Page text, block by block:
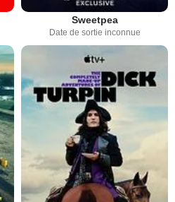
Sweetpea
Date de sortie inconnue